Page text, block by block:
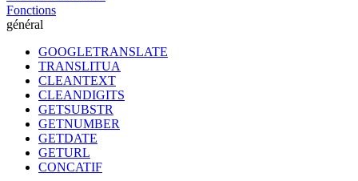
Fonctions
général
GOOGLETRANSLATE
TRANSLITUA
CLEANTEXT
CLEANDIGITS
GETSUBSTR
GETNUMBER
GETDATE
GETURL
CONCATIF